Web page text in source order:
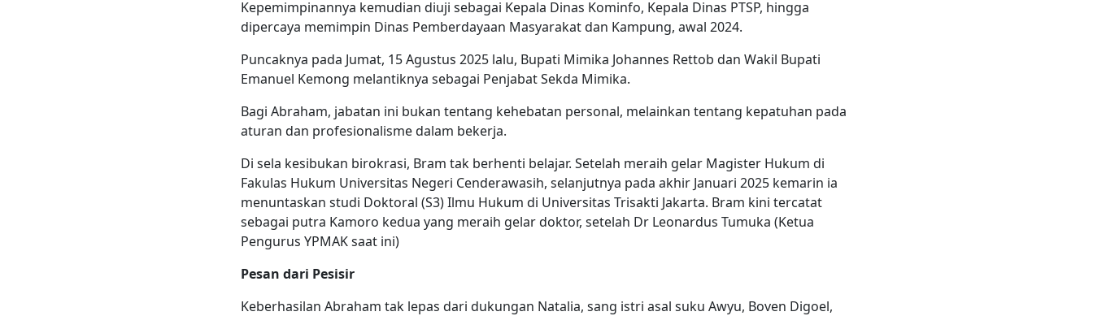
Kepemimpinannya kemudian diuji sebagai Kepala Dinas Kominfo, Kepala Dinas PTSP, hingga
dipercaya memimpin Dinas Pemberdayaan Masyarakat dan Kampung, awal 2024.
Puncaknya pada Jumat, 15 Agustus 2025 lalu, Bupati Mimika Johannes Rettob dan Wakil Bupati
Emanuel Kemong melantiknya sebagai Penjabat Sekda Mimika.
Bagi Abraham, jabatan ini bukan tentang kehebatan personal, melainkan tentang kepatuhan pada
aturan dan profesionalisme dalam bekerja.
Di sela kesibukan birokrasi, Bram tak berhenti belajar. Setelah meraih gelar Magister Hukum di
Fakulas Hukum Universitas Negeri Cenderawasih, selanjutnya pada akhir Januari 2025 kemarin ia
menuntaskan studi Doktoral (S3) Ilmu Hukum di Universitas Trisakti Jakarta. Bram kini terca­tat
sebagai putra Kamoro kedua yang meraih gelar doktor, se­telah Dr Leonardus Tumuka (Ketua
Pengurus YPMAK saat ini)
Pesan dari Pesisir
Keberhasilan Abraham tak lepas dari dukungan Natalia, sang istri asal suku Awyu, Boven Digoel,